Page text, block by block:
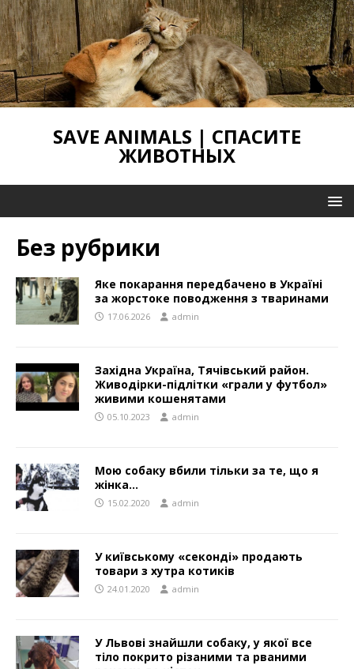
SAVE ANIMALS | СПАСИТЕ
ЖИВОТНЫХ
Без рубрики
Яке покарання передбачено в Україні
за жорстоке поводження з тваринами
17.06.2026 admin
Західна Україна, Тячівський район.
Живодірки-підлітки «грали у футбол»
живими кошенятами
05.10.2023 admin
Мою собаку вбили тільки за те, що я
жінка…
15.02.2020 admin
У київському «секонді» продають
товари з хутра котиків
24.01.2020 admin
У Львові знайшли собаку, у якої все
тіло покрито різаними та рваними